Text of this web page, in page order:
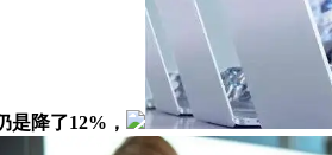
降了12%，